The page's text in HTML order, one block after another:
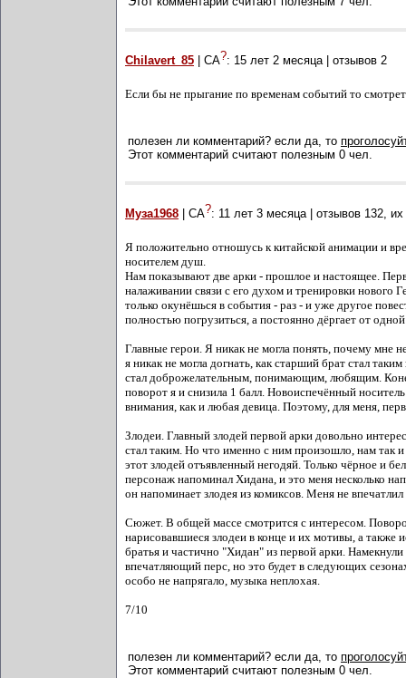
Chilavert_85 | СА?: 15 лет 2 месяца| отзывов 2
Если бы не прыгание по временам событий то
полезен ли комментарий? если да, то
Этот комментарий считают полезным 0 чел.
Муза1968 | СА?: 11 лет 3 месяца| отзывов 132,
Я положительно отношусь к китайской анимации и
носителем душ.
Нам показывают две арки - прошлое и настоящее.
налаживании связи с его духом и тренировки нового
только окунёшься в события - раз - и уже другое
полностью погрузиться, а постоянно дёргает от
Главные герои. Я никак не могла понять, почему мне
я никак не могла догнать, как старший брат стал
стал доброжелательным, понимающим, любящим.
поворот я и снизила 1 балл. Новоиспечённый
внимания, как и любая девица. Поэтому, для меня,
Злодеи. Главный злодей первой арки довольно
стал таким. Но что именно с ним произошло, нам так и
этот злодей отъявленный негодяй. Только чёрное и
персонаж напоминал Хидана, и это меня несколько
он напоминает злодея из комиксов. Меня не
Сюжет. В общей массе смотрится с интересом.
нарисовавшиеся злодеи в конце и их мотивы, а также
братья и частично "Хидан" из первой арки.
впечатляющий перс, но это будет в следующих
особо не напрягало, музыка неплохая.
7/10
полезен ли комментарий? если да, то
Этот комментарий считают полезным 0 чел.